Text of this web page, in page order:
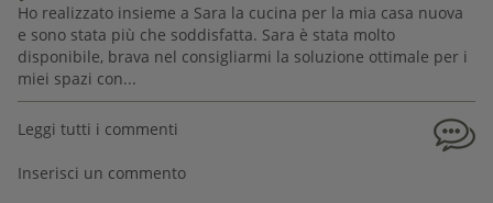
Ho realizzato insieme a Sara la cucina per la mia casa nuova
e sono stata più che soddisfatta. Sara è stata molto
disponibile, brava nel consigliarmi la soluzione ottimale per i
miei spazi con...
Leggi tutti i commenti
Inserisci un commento